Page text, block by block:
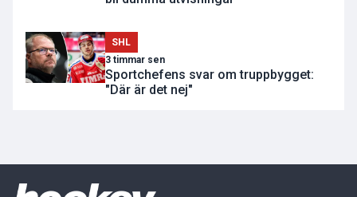
SHL
3 timmar sen
Sportchefens svar om truppbygget:
"Där är det nej"